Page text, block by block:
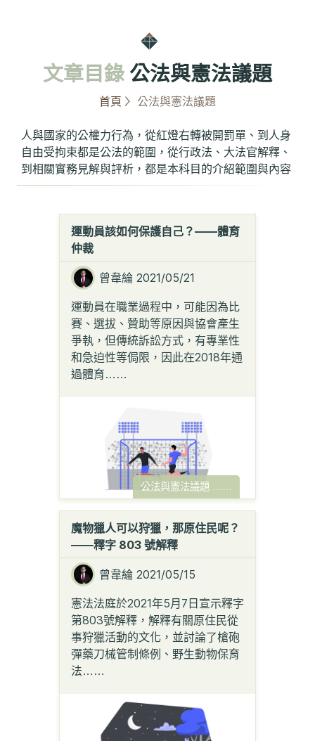
文章目錄 公法與憲法議題
首頁 公法與憲法議題
人與國家的公權力行為，從紅燈右轉被開罰單、到人身
自由受拘束都是公法的範圍，從行政法、大法官解釋、
到相關實務見解與評析，都是本科目的介紹範圍與內容
運動員該如何保護自己？——體育
仲裁
曾韋綸2021/05/21
運動員在職業過程中，可能因為比
賽、選拔、贊助等原因與協會產生
爭執，但傳統訴訟方式，有專業性
和急迫性等侷限，因此在2018年通
過體育……
公法與憲法議題 ……
魔物獵人可以狩獵，那原住民呢？
——釋字 803 號解釋
曾韋綸2021/05/15
憲法法庭於2021年5月7日宣示釋字
第803號解釋，解釋有關原住民從
事狩獵活動的文化，並討論了槍砲
彈藥刀械管制條例、野生動物保育
法……